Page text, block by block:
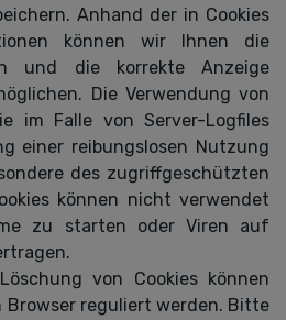
Anhand der in Cookies
können wir Ihnen die
und die korrekte Anzeige
Die Verwendung von
im Falle von Server-Logfiles
einer reibungslosen Nutzung
des zugriffgeschützten
können nicht verwendet
zu starten oder Viren auf
von Cookies können
Browser reguliert werden. Bitte